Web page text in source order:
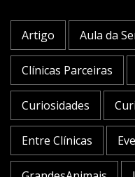
Artigo Aula da
Clínicas Parceiras
Curiosidades
Entre Clínicas